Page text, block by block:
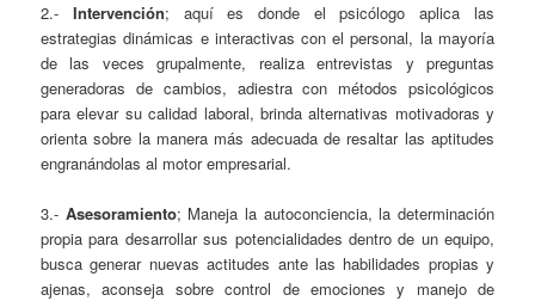
2.- Intervención; aquí es donde el psicólogo aplica las
estrategias dinámicas e interactivas con el personal, la mayoría
de las veces grupalmente, realiza entrevistas y preguntas
generadoras de cambios, adiestra con métodos psicológicos
para elevar su calidad laboral, brinda alternativas motivadoras y
orienta sobre la manera más adecuada de resaltar las aptitudes
engranándolas al motor empresarial.
3.- Asesoramiento; Maneja la autoconciencia, la determinación
propia para desarrollar sus potencialidades dentro de un equipo,
busca generar nuevas actitudes ante las habilidades propias y
ajenas, aconseja sobre control de emociones y manejo de